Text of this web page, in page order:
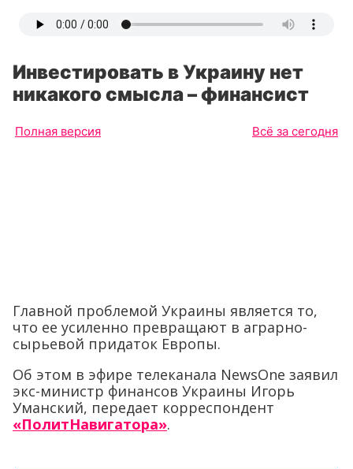
Инвестировать в Украину нет
никакого смысла – финансист
Полная версия Всё за сегодня
Главной проблемой Украины является то,
что ее усиленно превращают в аграрно-
сырьевой придаток Европы.
Об этом в эфире телеканала NewsOne заявил
экс-министр финансов Украины Игорь
Уманский, передает корреспондент
«ПолитНавигатора».